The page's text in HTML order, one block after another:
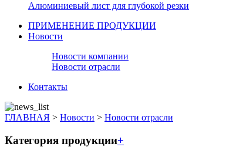
Алюминиевый лист для глубокой резки
ПРИМЕНЕНИЕ ПРОДУКЦИИ
Новости
Новости компании
Новости отрасли
Контакты
ГЛАВНАЯ > Новости > Новости отрасли
Категория продукции+